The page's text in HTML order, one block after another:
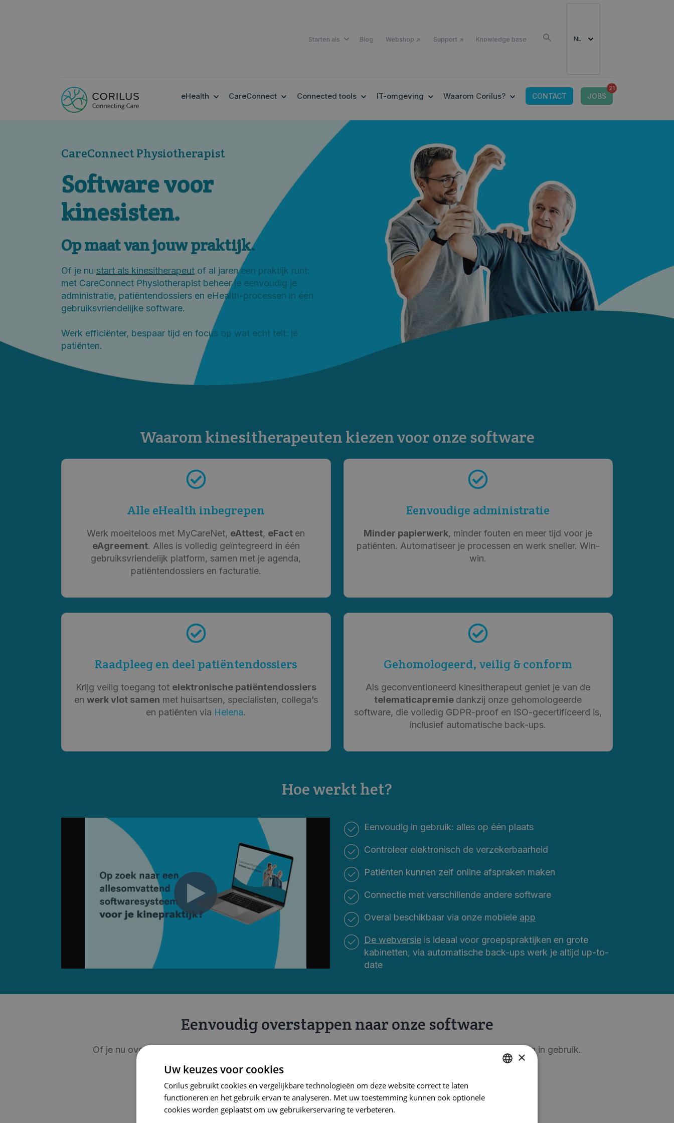
Starten als SHOW SUBMENU FOR STARTEN ALS
Blog Webshop ↗ Support ↗ Knowledge base NL
eHealth SHOW SUBMENU FOR EHEALTH
CareConnect SHOW SUBMENU FOR CARECONNECT
Connected tools SHOW SUBMENU FOR CONNECTED TOOLS
IT-omgeving SHOW SUBMENU FOR IT-OMGEVING
Waarom Corilus? SHOW SUBMENU FOR WAAROM CORILUS?
CONTACT JOBS
21
CareConnect Physiotherapist
Software voor
kinesisten.
Op maat van jouw praktijk.
Of je nu start als kinesitherapeut of al jaren een praktijk runt:
met CareConnect Physiotherapist beheer je eenvoudig je
administratie, patiëntendossiers en eHealth-processen in één
gebruiksvriendelijke software.
Werk efficiënter, bespaar tijd en focus op wat echt telt: je
patiënten.
Waarom kinesitherapeuten kiezen voor onze software
Alle eHealth inbegrepen
Werk moeiteloos met MyCareNet, eAttest, eFact en
eAgreement. Alles is volledig geïntegreerd in één
gebruiksvriendelijk platform, samen met je agenda,
patiëntendossiers en facturatie.
Eenvoudige administratie
Minder papierwerk, minder fouten en meer tijd voor je
patiënten. Automatiseer je processen en werk sneller. Win-
win.
Raadpleeg en deel patiëntendossiers
Krijg veilig toegang tot elektronische patiëntendossiers
en werk vlot samen met huisartsen, specialisten, collega’s
en patiënten via Helena.
Gehomologeerd, veilig & conform
Als geconventioneerd kinesitherapeut geniet je van de
telematicapremie dankzij onze gehomologeerde
software, die volledig GDPR-proof en ISO-gecertificeerd is,
inclusief automatische back-ups.
Hoe werkt het?
Eenvoudig in gebruik: alles op één plaats
Controleer elektronisch de verzekerbaarheid
Patiënten kunnen zelf online afspraken maken
Connectie met verschillende andere software
Overal beschikbaar via onze mobiele app
De webversie is ideaal voor groepspraktijken en grote
kabinetten, via automatische back-ups werk je altijd up-to-
date
Eenvoudig overstappen naar onze software
Of je nu overstapt van andere software of helemaal nieuw bent: CareConnect Physiotherapist is eenvoudig in gebruik.
ONTDEK DE 6 STAPPEN
×
Uw keuzes voor cookies
Corilus gebruikt cookies en vergelijkbare technologieën om deze website correct te laten
functioneren en het gebruik ervan te analyseren. Met uw toestemming kunnen ook optionele
cookies worden geplaatst om uw gebruikerservaring te verbeteren.